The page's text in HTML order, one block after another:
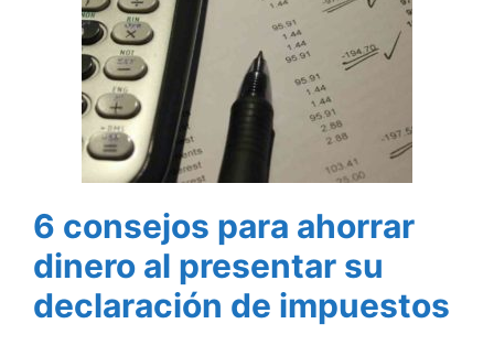
6 consejos para ahorrar
dinero al presentar su
declaración de impuestos